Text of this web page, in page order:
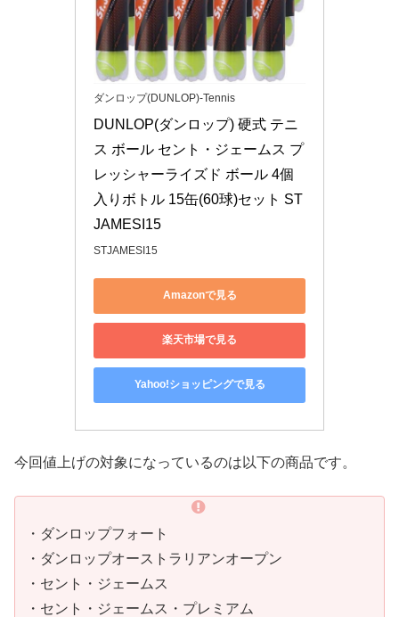
ダンロップ(DUNLOP)-Tennis
DUNLOP(ダンロップ) 硬式 テニ
ス ボール セント・ジェームス プ
レッシャーライズド ボール 4個
入りボトル 15缶(60球)セット ST
JAMESI15
STJAMESI15
Amazonで見る
楽天市場で見る
Yahoo!ショッピングで見る
今回値上げの対象になっているのは以下の商品です。
・ダンロップフォート
・ダンロップオーストラリアンオープン
・セント・ジェームス
・セント・ジェームス・プレミアム